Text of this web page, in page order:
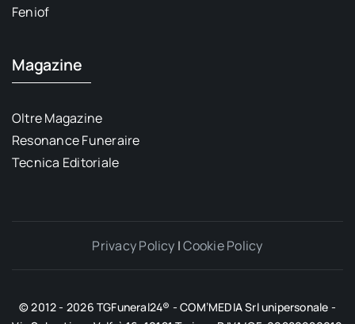
Feniof
Magazine
Oltre Magazine
Resonance Funeraire
Tecnica Editoriale
Privacy Policy |Cookie Policy
© 2012 - 2026 TGFuneral24® - COM’MEDIA Srl unipersonale -